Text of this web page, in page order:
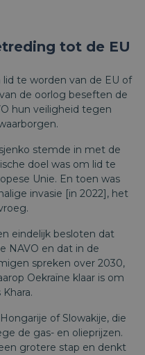
tot de EU
lid te worden van de EU of
de oorlog beseften de
hun veiligheid tegen
stemde in met de
doel was om lid te
Unie. En toen was
invasie [in 2022], het
eindelijk besloten dat
NAVO en dat in de
spreken over 2030,
Oekraïne klaar is om
of Slowakije, die
de gas- en olieprijzen.
grotere stap en denkt